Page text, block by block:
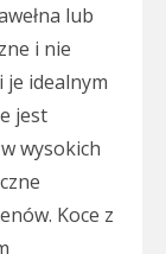
lub
i nie
je idealnym
jest
wysokich
Koce z